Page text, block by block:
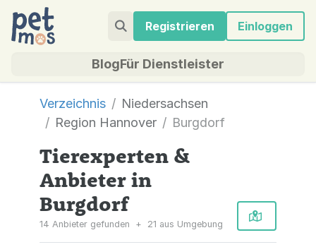
Registrieren Einloggen
BlogFür Dienstleister
Verzeichnis
Niedersachsen
Region Hannover
Burgdorf
Tierexperten &
Anbieter in
Burgdorf
14 Anbieter gefunden + 21 aus Umgebung